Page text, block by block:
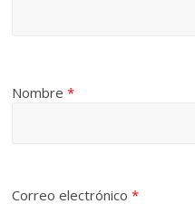
Nombre*
Correo electrónico*